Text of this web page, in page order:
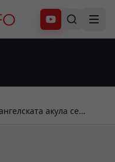
Абонирай се
акула се